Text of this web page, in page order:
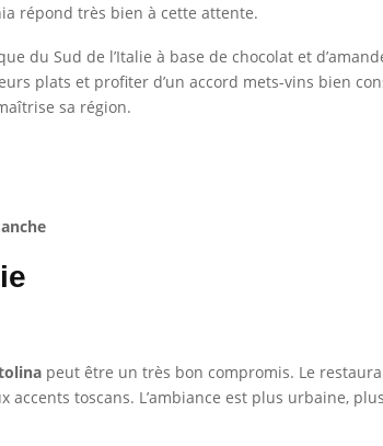
répond très bien à cette attente.
du Sud de l’Italie à base de chocolat et
plats et profiter d’un accord mets-vins bien
sa région.
peut être un très bon compromis. Le
toscans. L’ambiance est plus urbaine,